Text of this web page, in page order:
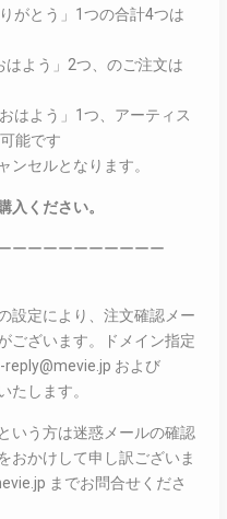
がとう」1つの合計4つは
よう」2つ、のご注文は
はよう」1つ、アーティス
能です
セルとなります。
入ください。
ーーーーーーーーーー
設定により、注文確認メー
ございます。ドメイン指定
reply@mevie.jp および
します。
いう方は迷惑メールの確認
おかけして申し訳ございま
までお問合せくださ